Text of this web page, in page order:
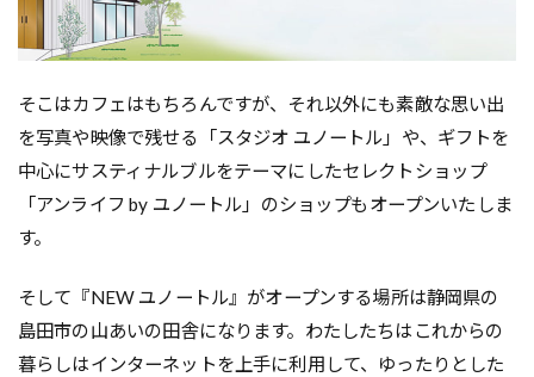
そこはカフェはもちろんですが、それ以外にも素敵な思い出
を写真や映像で残せる「スタジオ ユノートル」や、ギフトを
中心にサスティナルブルをテーマにしたセレクトショップ
「アンライフ by ユノートル」のショップもオープンいたしま
す。
そして『NEW ユノートル』がオープンする場所は静岡県の
島田市の山あいの田舎になります。わたしたちはこれからの
暮らしはインターネットを上手に利用して、ゆったりとした